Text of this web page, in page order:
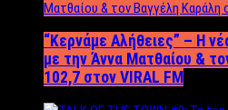
“Kερνάμε Αλήθειες” – Η
με την Άννα Ματθαίου &
102,7 στον VIRAL FM